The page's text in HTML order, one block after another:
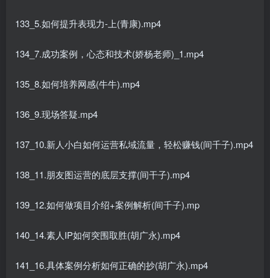
133_5.如何提升表现力-上(青康).mp4
134_7.成功案例，心态和技术(娇杨老师)_1.mp4
135_8.如何培养网感(牛牛).mp4
136_9.现场答疑.mp4
137_10.新人小白如何运营私域流量，轻松赚钱(间千子).mp4
138_11.朋友图运营的底层支撑(间干子).mp4
139_12.如何做项目介绍+案例解析(间千子).mp
140_14.素人IP如何突围取胜(胡广永).mp4
141_16.具体案例分析如何正确的抄(胡广永).mp4